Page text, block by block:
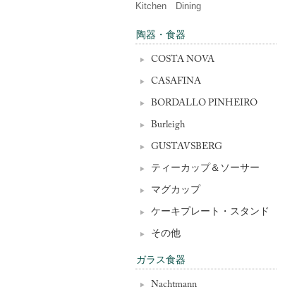
Kitchen Dining
陶器・食器
COSTA NOVA
CASAFINA
BORDALLO PINHEIRO
Burleigh
GUSTAVSBERG
ティーカップ＆ソーサー
マグカップ
ケーキプレート・スタンド
その他
ガラス食器
Nachtmann